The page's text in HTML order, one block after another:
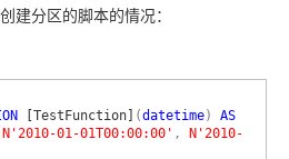
建分区的脚本的情况：
[TestFunction] (datetime) AS
N'2010-01-01T00:00:00' , N'2010-